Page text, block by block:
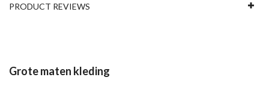
PRODUCT REVIEWS
Grote maten kleding